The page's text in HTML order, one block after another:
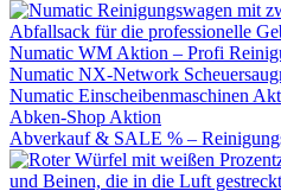
Numatic WM Aktion – Profi
Numatic NX-Network
Numatic Einscheibenmaschinen
Abken-Shop Aktion
Abverkauf & SALE % –